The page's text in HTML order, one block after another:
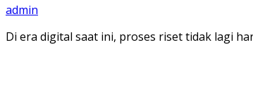
admin
Di era digital saat ini, proses riset tidak lagi